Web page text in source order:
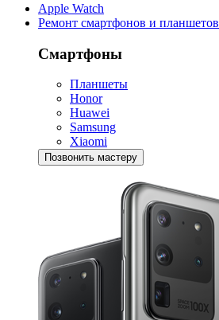
Apple Watch
Ремонт смартфонов и планшетов
Смартфоны
Планшеты
Honor
Huawei
Samsung
Xiaomi
Позвонить мастеру